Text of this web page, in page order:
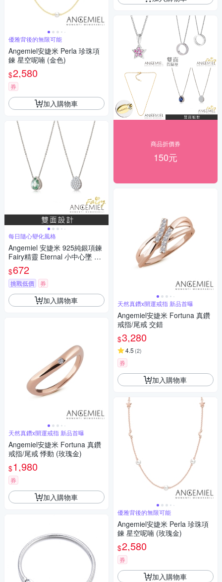
優雅背後的無限可能
Angemiel安婕米 Perla 珍珠項
鍊 星空呢喃 (金色)
$2,580
券
加入購物車
每日隨心變化風格
Angemiel 安婕米 925純銀項鍊
Fairy精靈 Eternal 小中心墜 綠
鑽滿鑽
$672
挑戰低價 券
加入購物車
天然真鑽x開運戒指 新品首曝
Angemiel安婕米 Fortuna 真鑽
戒指/尾戒 悸動 (玫瑰金)
$1,980
券
加入購物車
商品折價券
150元
天然真鑽x開運戒指 新品首曝
Angemiel安婕米 Fortuna 真鑽
戒指/尾戒 交錯
$3,280
4.5 (2)
券
加入購物車
優雅背後的無限可能
Angemiel安婕米 Perla 珍珠項
鍊 星空呢喃 (玫瑰金)
$2,580
券
加入購物車